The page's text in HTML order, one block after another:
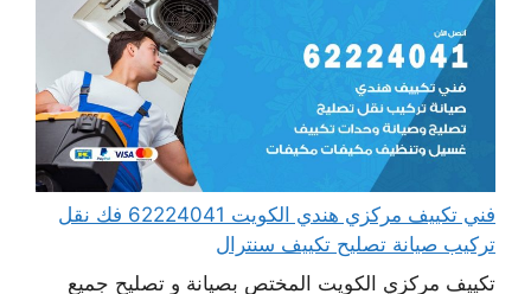
فني تكييف مركزي هندي الكويت 62224041 فك نقل
تركيب صيانة تصليح تكييف سنترال
تكييف مركزي الكويت المختص بصيانة و تصليح جميع